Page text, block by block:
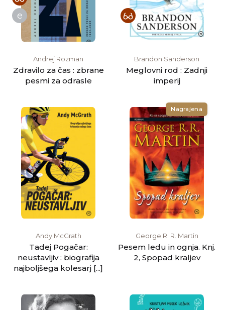
e
Andrej Rozman
Zdravilo za čas : zbrane
pesmi za odrasle
Brandon Sanderson
Meglovni rod : Zadnji
imperij
Andy McGrath
Tadej Pogačar:
neustavljiv : biografija
najboljšega kolesarj [...]
Nagrajena
George R. R. Martin
Pesem ledu in ognja. Knj.
2, Spopad kraljev